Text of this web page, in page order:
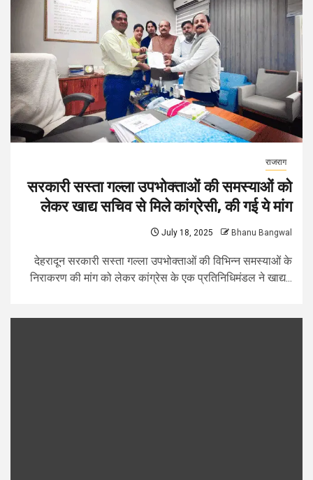
राजराग
सरकारी सस्ता गल्ला उपभोक्ताओं की समस्याओं को
लेकर खाद्य सचिव से मिले कांग्रेसी, की गई ये मांग
July 18, 2025 Bhanu Bangwal
देहरादून सरकारी सस्ता गल्ला उपभोक्ताओं की विभिन्न समस्याओं के
निराकरण की मांग को लेकर कांग्रेस के एक प्रतिनिधिमंडल ने खाद्य...